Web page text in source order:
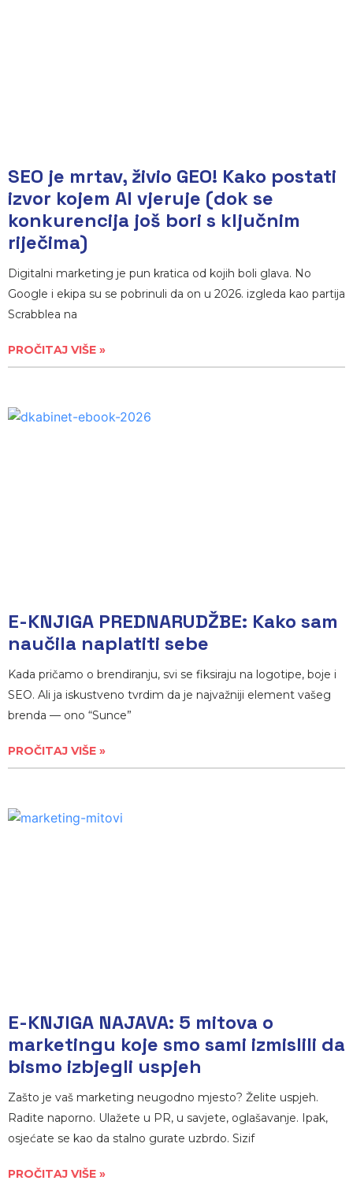
SEO je mrtav, živio GEO! Kako postati
izvor kojem AI vjeruje (dok se
konkurencija još bori s ključnim
riječima)
Digitalni marketing je pun kratica od kojih boli glava. No
Google i ekipa su se pobrinuli da on u 2026. izgleda kao partija
Scrabblea na
PROČITAJ VIŠE »
E-KNJIGA PREDNARUDŽBE: Kako sam
naučila naplatiti sebe
Kada pričamo o brendiranju, svi se fiksiraju na logotipe, boje i
SEO. Ali ja iskustveno tvrdim da je najvažniji element vašeg
brenda — ono “Sunce”
PROČITAJ VIŠE »
E-KNJIGA NAJAVA: 5 mitova o
marketingu koje smo sami izmislili da
bismo izbjegli uspjeh
Zašto je vaš marketing neugodno mjesto? Želite uspjeh.
Radite naporno. Ulažete u PR, u savjete, oglašavanje. Ipak,
osjećate se kao da stalno gurate uzbrdo. Sizif
PROČITAJ VIŠE »